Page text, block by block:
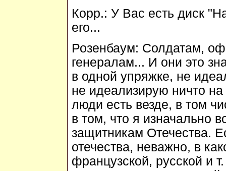
Корр.: У Вас есть диск
его...
Розенбаум: Солдатам,
генералам... И они это
в одной упряжке, не
не идеализирую ничто
люди есть везде, в том
в том, что я изначально
защитникам Отечества.
отечества, неважно, в
французской, русской и